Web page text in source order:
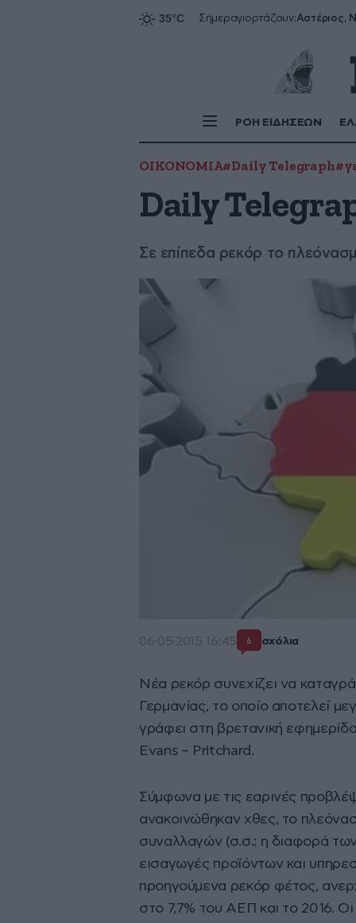
Σήμεραγιορτάζουν:Αστέριος,
ΡΟΗ ΕΙΔΗΣΕΩΝ
ΟΙΚΟΝΟΜΙΑ#Daily Telegraph
Daily
Σε επίπεδα ρεκόρ το
06·05·2015 16:45 6 σχόλια
Νέα ρεκόρ συνεχίζει να
Γερμανίας, το οποίο αποτελεί
γράφει στη βρετανική
Evans – Pritchard.
Σύμφωνα με τις εαρινές
ανακοινώθηκαν χθες, το
συναλλαγών (σ.σ.: η διαφορά
εισαγωγές προϊόντων και
προηγούμενα ρεκόρ φέτος,
στο 7,7% του ΑΕΠ και το 2016.